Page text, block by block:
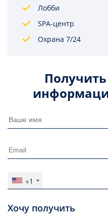
Лобби
SPА-центр
Охрана 7/24
+1
Хочу получить